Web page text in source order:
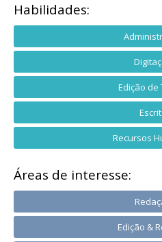
Habilidades:
Edição de
Recursos
Áreas de interesse:
Edição &